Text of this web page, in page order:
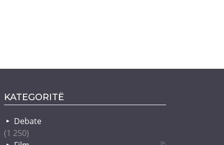
KATEGORITË
Debate
(1 250)
18